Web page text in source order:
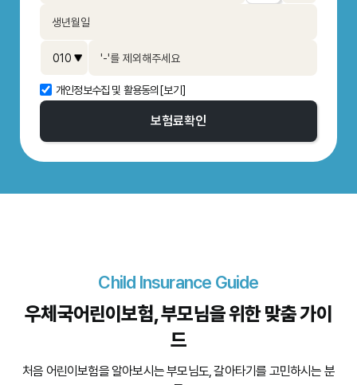
개인정보수집 및 활용동의[보기]
보험료확인
Child Insurance Guide
우체국어린이보험,부모님을 위한맞춤 가이
드
처음 어린이보험을 알아보시는 부모님도, 갈아타기를 고민하시는 분